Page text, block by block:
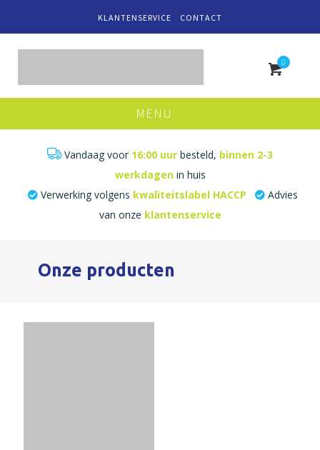
KLANTENSERVICE CONTACT
MENU
Vandaag voor 16:00 uur besteld, binnen 2-3
werkdagenin huis
Verwerking volgens kwaliteitslabel HACCP
Advies
van onze klantenservice
0
Onze producten